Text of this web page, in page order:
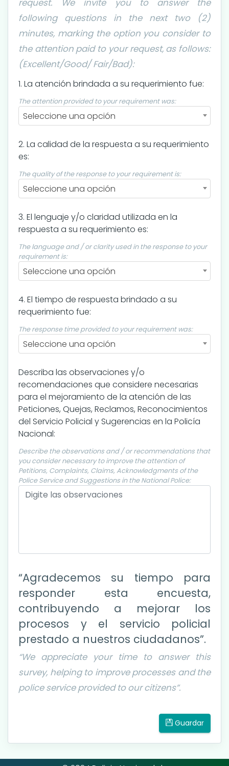
request. We invite you to answer the
following questions in the next two (2)
minutes, marking the option you consider to
the attention paid to your request, as follows:
(Excellent/Good/ Fair/Bad):
1. La atención brindada a su requerimiento fue:
The attention provided to your requirement was:
Seleccione una opción
2. La calidad de la respuesta a su requerimiento
es:
The quality of the response to your requirement is:
Seleccione una opción
3. El lenguaje y/o claridad utilizada en la
respuesta a su requerimiento es:
The language and / or clarity used in the response to your
requirement is:
Seleccione una opción
4. El tiempo de respuesta brindado a su
requerimiento fue:
The response time provided to your requirement was:
Seleccione una opción
Describa las observaciones y/o
recomendaciones que considere necesarias
para el mejoramiento de la atención de las
Peticiones, Quejas, Reclamos, Reconocimientos
del Servicio Policial y Sugerencias en la Policía
Nacional:
Describe the observations and / or recommendations that
you consider necessary to improve the attention of
Petitions, Complaints, Claims, Acknowledgments of the
Police Service and Suggestions in the National Police:
“Agradecemos su tiempo para
responder esta encuesta,
contribuyendo a mejorar los
procesos y el servicio policial
prestado a nuestros ciudadanos”.
“We appreciate your time to answer this
survey, helping to improve processes and the
police service provided to our citizens”.
Guardar